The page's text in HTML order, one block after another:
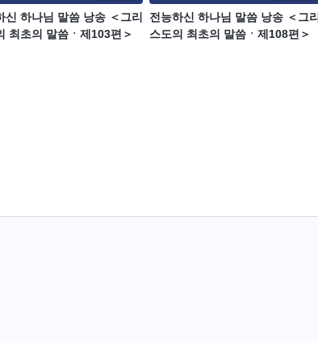
신 하나님 말씀 낭송 ＜그리
최초의 말씀ㆍ제103편＞
전능하신 하나님 말씀 낭송 ＜그리
스도의 최초의 말씀ㆍ제108편＞